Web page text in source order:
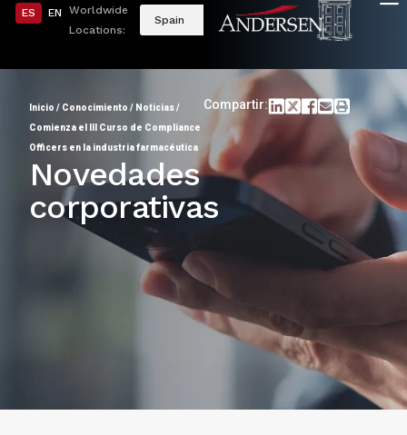
ES EN
Worldwide
Locations:
Spain
Inicio / Conocimiento / Noticias/
Comienza el III Curso de Compliance
Officers en la industria farmacéutica
Compartir:
Novedades
corporativas